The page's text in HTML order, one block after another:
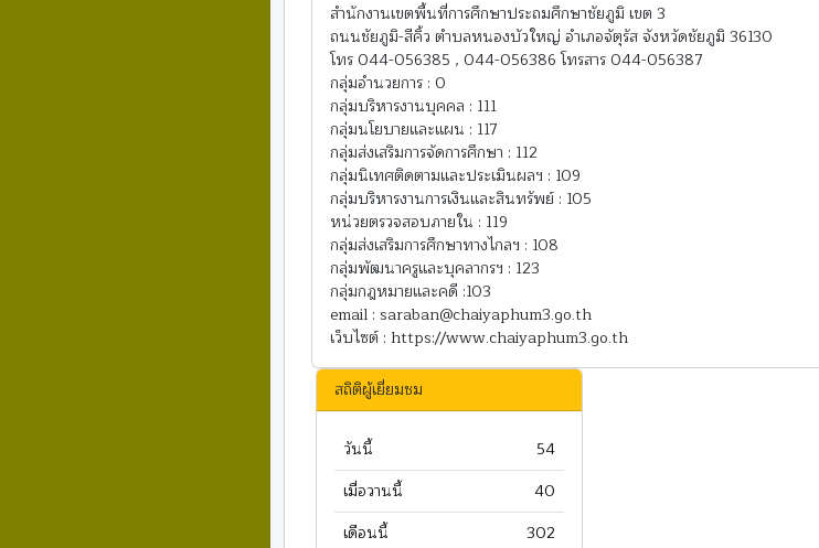
สำนักงานเขตพื้นที่การศึกษาประถมศึกษาชัยภูมิ เขต 3
ถนนชัยภูมิ-สีคิ้ว ตำบลหนองบัวใหญ่ อำเภอจัตุรัส จังหวัดชัยภูมิ 36130
โทร 044-056385 , 044-056386 โทรสาร 044-056387
กลุ่มอำนวยการ : 0
กลุ่มบริหารงานบุคคล : 111
กลุ่มนโยบายและแผน : 117
กลุ่มส่งเสริมการจัดการศึกษา : 112
กลุ่มนิเทศติดตามและประเมินผลฯ : 109
กลุ่มบริหารงานการเงินและสินทรัพย์ : 105
หน่วยตรวจสอบภายใน : 119
กลุ่มส่งเสริมการศึกษาทางไกลฯ : 108
กลุ่มพัฒนาครูและบุคลากรฯ : 123
กลุ่มกฎหมายและคดี :103
email : saraban@chaiyaphum3.go.th
เว็บไซต์ : https://www.chaiyaphum3.go.th
สถิติผู้เยี่ยมชม
วันนี้
54
เมื่อวานนี้
40
เดือนนี้
302